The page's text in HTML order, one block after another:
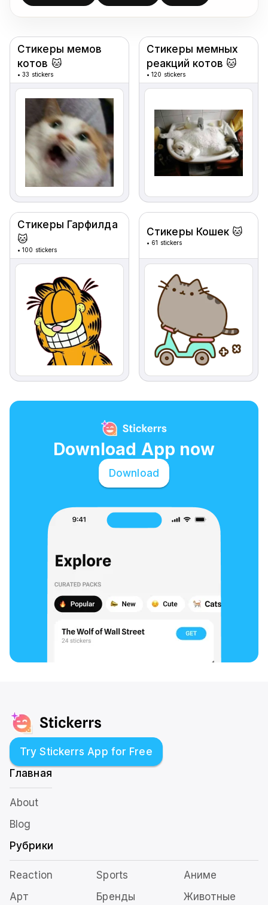
Sticker packs
Стикеры мемов
котов 🐱
•33 stickers
Стикеры мемных
реакций котов 🐱
•120 stickers
Стикеры Гарфилда
🐱
•100 stickers
Стикеры Кошек 🐱
• 61 stickers
Download App now
Download
Try Stickerrs App for Free
Главная
About
Blog
Рубрики
Reaction Sports
Аниме
Арт
Бренды Животные